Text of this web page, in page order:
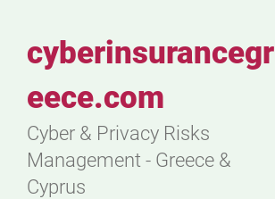
cyberinsurancegr
eece.com
Cyber & Privacy Risks
Management - Greece &
Cyprus